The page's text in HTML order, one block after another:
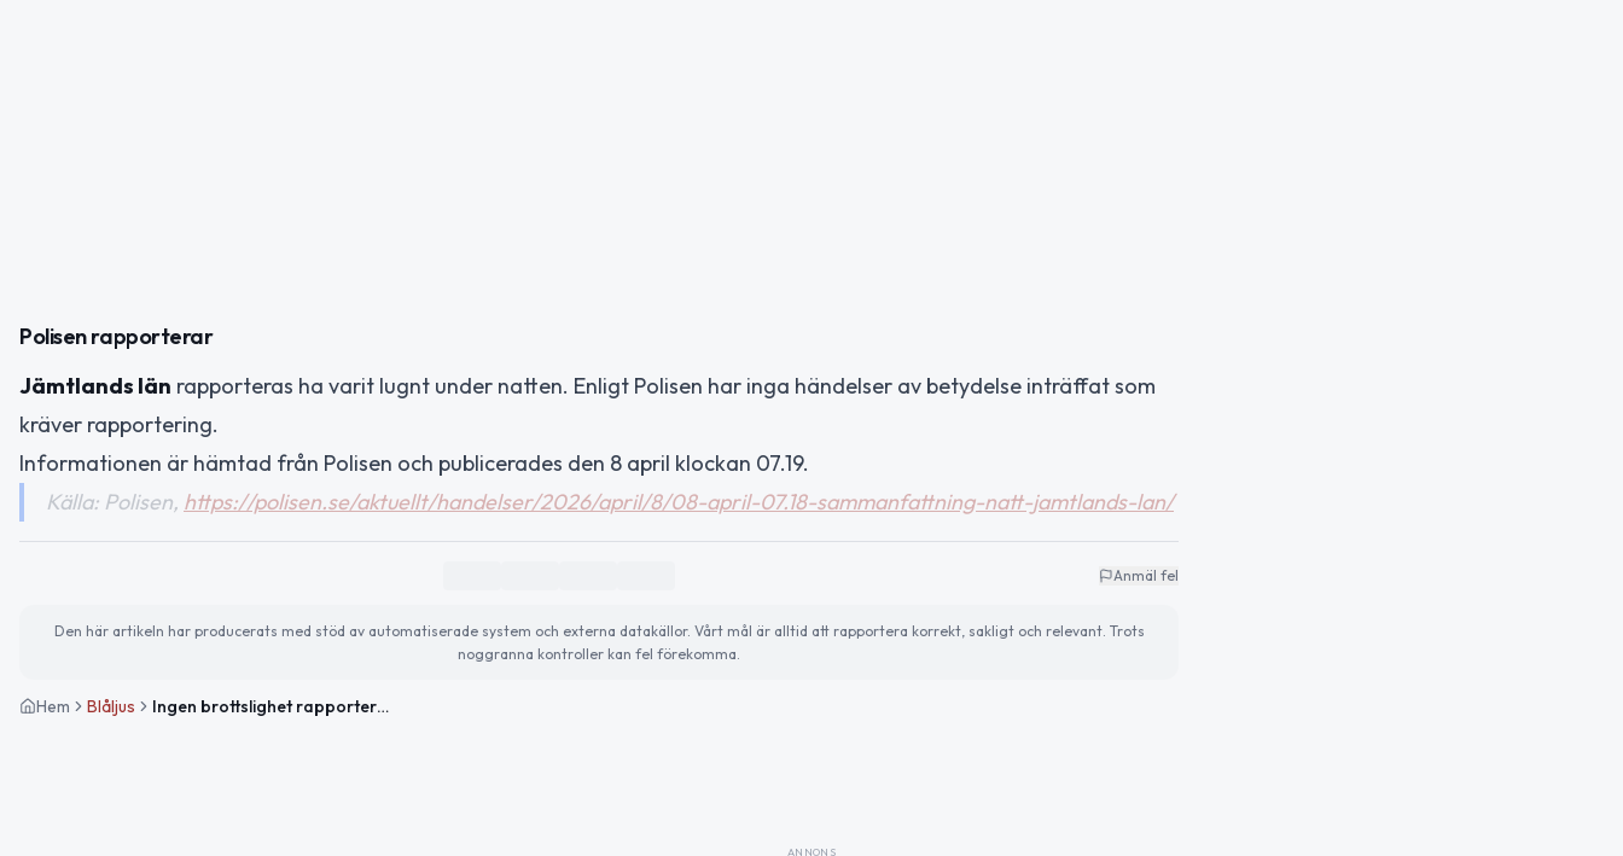
Polisen rapporterar
Jämtlands län rapporteras ha varit lugnt under natten. Enligt Polisen har inga händelser av betydelse inträffat som
kräver rapportering.
Informationen är hämtad från Polisen och publicerades den 8 april klockan 07.19.
Källa: Polisen, https://polisen.se/aktuellt/handelser/2026/april/8/08-april-07.18-sammanfattning-natt-jamtlands-lan/
Anmäl fel
Den här artikeln har producerats med stöd av automatiserade system och externa datakällor. Vårt mål är alltid att rapportera korrekt, sakligt och relevant. Trots
noggranna kontroller kan fel förekomma.
Hem Blåljus Ingen brottslighet rapporterad i Jämtlands län under natten
ANNONS